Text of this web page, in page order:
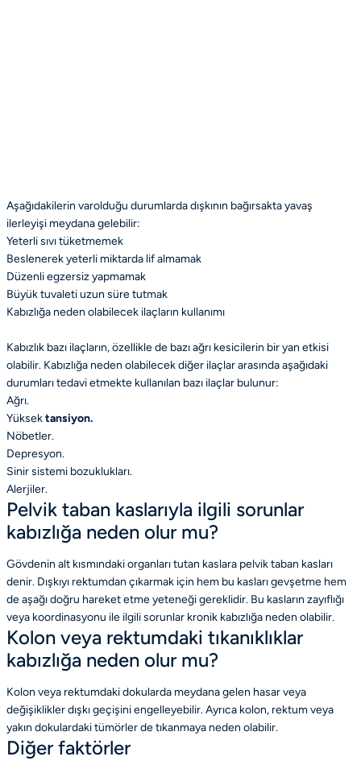
Aşağıdakilerin varolduğu durumlarda dışkının bağırsakta yavaş
ilerleyişi meydana gelebilir:
Yeterli sıvı tüketmemek
Beslenerek yeterli miktarda lif almamak
Düzenli egzersiz yapmamak
Büyük tuvaleti uzun süre tutmak
Kabızlığa neden olabilecek ilaçların kullanımı
Kabızlık bazı ilaçların, özellikle de bazı ağrı kesicilerin bir yan etkisi
olabilir. Kabızlığa neden olabilecek diğer ilaçlar arasında aşağıdaki
durumları tedavi etmekte kullanılan bazı ilaçlar bulunur:
Ağrı.
Yüksektansiyon.
Nöbetler.
Depresyon.
Sinir sistemi bozuklukları.
Alerjiler.
Pelvik taban kaslarıyla ilgili sorunlar
kabızlığa neden olur mu?
Gövdenin alt kısmındaki organları tutan kaslara pelvik taban kasları
denir. Dışkıyı rektumdan çıkarmak için hem bu kasları gevşetme hem
de aşağı doğru hareket etme yeteneği gereklidir. Bu kasların zayıflığı
veya koordinasyonu ile ilgili sorunlar kronik kabızlığa neden olabilir.
Kolon veya rektumdaki tıkanıklıklar
kabızlığa neden olur mu?
Kolon veya rektumdaki dokularda meydana gelen hasar veya
değişiklikler dışkı geçişini engelleyebilir. Ayrıca kolon, rektum veya
yakın dokulardaki tümörler de tıkanmaya neden olabilir.
Diğer faktörler